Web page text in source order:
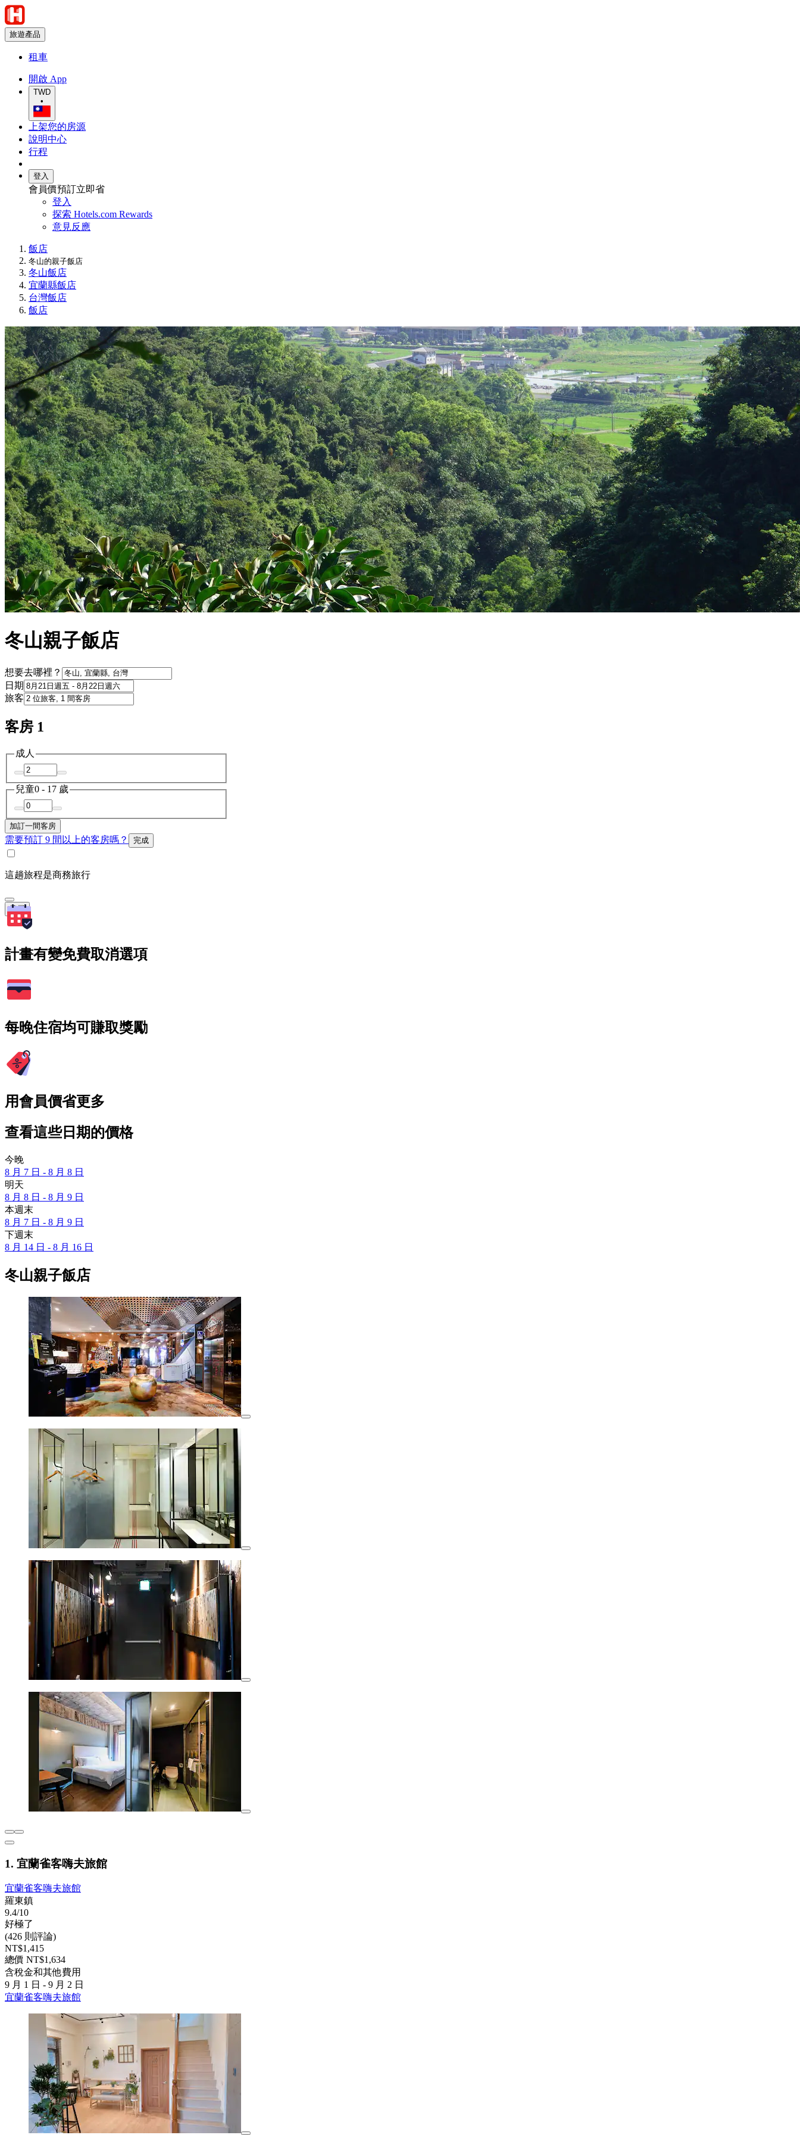
旅遊產品
租車
開啟 App
TWD
•
上架您的房源
說明中心
行程
登入
會員價預訂立即省
登入
探索 Hotels.com Rewards
意見反應
飯店
冬山的親子飯店
冬山飯店
宜蘭縣飯店
台灣飯店
飯店
冬山親子飯店
想要去哪裡？
日期
旅客
客房 1
成人
兒童0 - 17 歲
加訂一間客房
需要預訂 9 間以上的客房嗎？ 完成
這趟旅程是商務旅行
搜尋
計畫有變免費取消選項
每晚住宿均可賺取獎勵
用會員價省更多
查看這些日期的價格
今晚
8 月 7 日 - 8 月 8 日
明天
8 月 8 日 - 8 月 9 日
本週末
8 月 7 日 - 8 月 9 日
下週末
8 月 14 日 - 8 月 16 日
冬山親子飯店
1. 宜蘭雀客嗨夫旅館
宜蘭雀客嗨夫旅館
羅東鎮
9.4/10
好極了
(426 則評論)
NT$1,415
總價 NT$1,634
含稅金和其他費用
9 月 1 日 - 9 月 2 日
宜蘭雀客嗨夫旅館